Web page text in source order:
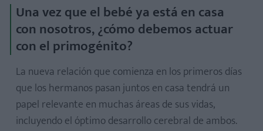
Una vez que el bebé ya está en casa
con nosotros, ¿cómo debemos actuar
con el primogénito?
La nueva relación que comienza en los primeros días
que los hermanos pasan juntos en casa tendrá un
papel relevante en muchas áreas de sus vidas,
incluyendo el óptimo desarrollo cerebral de ambos.